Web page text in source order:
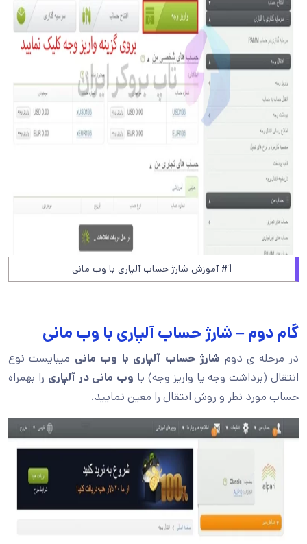
#1 آموزش شارژ حساب آلپاری با وب مانی
گام دوم – شارژ حساب آلپاری با وب مانی
در مرحله ی دوم شارژ حساب آلپاری با وب مانی میبایست نوع
انتقال (برداشت وجه یا واریز وجه) با وب مانی در آلپاری را بهمراه
حساب مورد نظر و روش انتقال را معین نمایید.